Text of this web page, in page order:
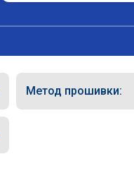
Метод прошивки: